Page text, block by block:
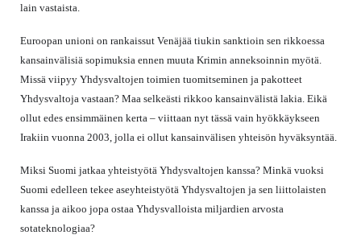
lain vastaista.
Euroopan unioni on rankaissut Venäjää tiukin sanktioin sen rikkoessa
kansainvälisiä sopimuksia ennen muuta Krimin anneksoinnin myötä.
Missä viipyy Yhdysvaltojen toimien tuomitseminen ja pakotteet
Yhdysvaltoja vastaan? Maa selkeästi rikkoo kansainvälistä lakia. Eikä
ollut edes ensimmäinen kerta – viittaan nyt tässä vain hyökkäykseen
Irakiin vuonna 2003, jolla ei ollut kansainvälisen yhteisön hyväksyntää.
Miksi Suomi jatkaa yhteistyötä Yhdysvaltojen kanssa? Minkä vuoksi
Suomi edelleen tekee aseyhteistyötä Yhdysvaltojen ja sen liittolaisten
kanssa ja aikoo jopa ostaa Yhdysvalloista miljardien arvosta
sotateknologiaa?